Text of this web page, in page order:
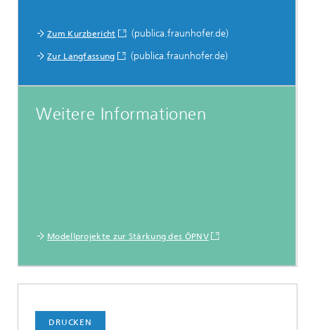
Zum Kurzbericht (publica.fraunhofer.de)
Zur Langfassung (publica.fraunhofer.de)
Weitere Informationen
Modellprojekte zur Stärkung des ÖPNV
DRUCKEN